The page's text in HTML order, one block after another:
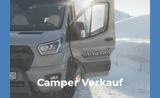
Camper Verkauf